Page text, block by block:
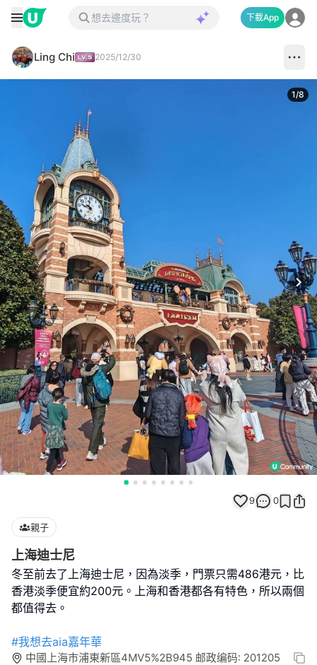
下載App
Ling Chi 2025/12/30
1/8
9 0
親子
上海迪士尼
冬至前去了上海迪士尼，因為淡季，門票只需486港元，比
香港淡季便宜約200元。上海和香港都各有特色，所以兩個
都值得去。
#我想去aia嘉年華
中國上海市浦東新區4MV5%2B945 邮政编码: 201205